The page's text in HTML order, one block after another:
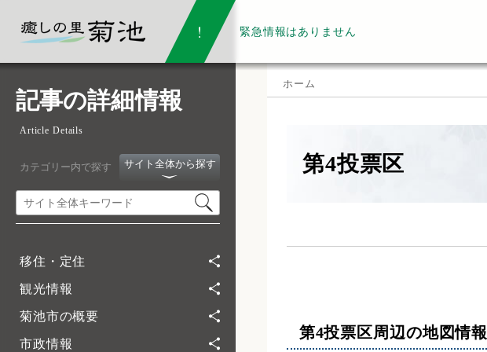
緊急情報はありません
記事の詳細情報
Article Details
カテゴリー内で探す サイト全体から探す
移住・定住
観光情報
菊池市の概要
市政情報
ホーム
第4投票区
第4投票区周辺の地図情報